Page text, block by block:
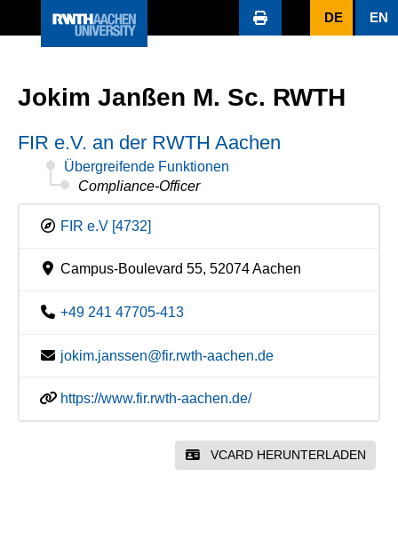
DE EN
Jokim Janßen M. Sc. RWTH
FIR e.V. an der RWTH Aachen
Übergreifende Funktionen
Compliance-Officer
FIR e.V [4732]
Campus-Boulevard 55, 52074 Aachen
+49 241 47705-413
jokim.janssen@fir.rwth-aachen.de
https://www.fir.rwth-aachen.de/
VCARD HERUNTERLADEN